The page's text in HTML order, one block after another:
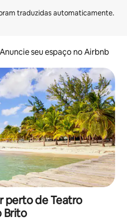
Anuncie seu espaço no Airbnb
perto de Teatro
Brito